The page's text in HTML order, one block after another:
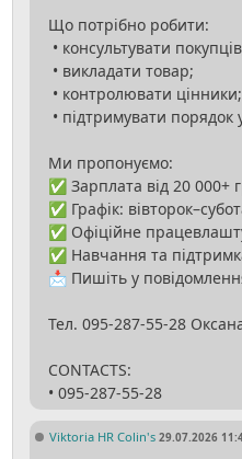
Що потрібно робити:
• консультувати
• викладати товар;
• контролювати цінники;
• підтримувати порядок у
Ми пропонуємо:
✅ Зарплата від 20 000+
✅ Графік:
✅ Офіційне
✅ Навчання та
📩 Пишіть у
Тел. 095-287-55-28
CONTACTS:
• 095-287-55-28
Viktoria HR Colin's 29.07.2026